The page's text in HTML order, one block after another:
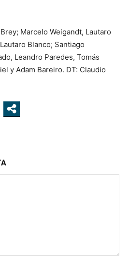
Marcelo Weigandt, Lautaro
Blanco; Santiago
Leandro Paredes, Tomás
y Adam Bareiro. DT: Claudio